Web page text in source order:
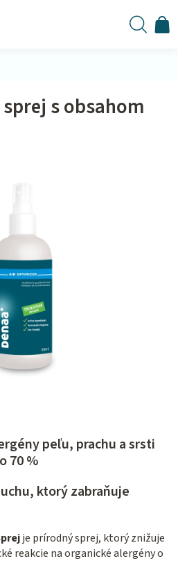
peľu, prachu a srsti
70 %
ktorý zabraňuje
je prírodný sprej, ktorý znižuje
reakcie na organické alergény o
s obsahom